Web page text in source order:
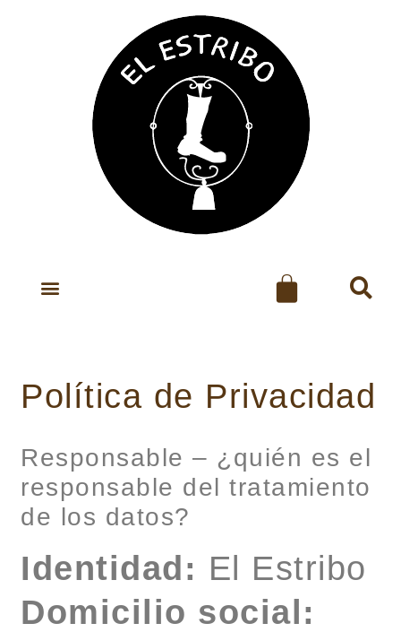
Política de Privacidad
Responsable – ¿quién es el
responsable del tratamiento
de los datos?
Identidad: El Estribo
Domicilio social: